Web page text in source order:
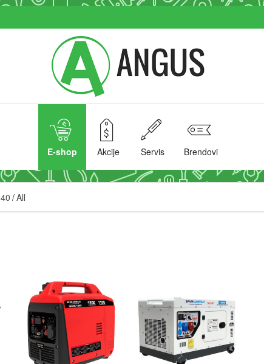
E-shop Akcije Servis Brendovi
40 /All